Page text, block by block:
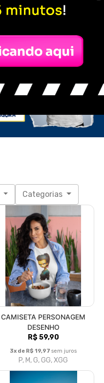
Categorias
CAMISETA PERSONAGEM
DESENHO
R$ 59,90
3x de R$ 19,97 sem juros
P, M, G, GG, XGG